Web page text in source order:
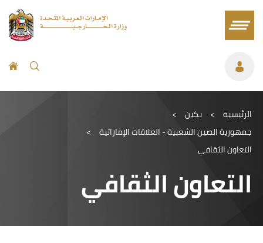
الرئيسية > بكين >
جمهورية الصين الشعبية - العلاقات الإماراتية >
التعاون الثقافي
التعاون الثقافي